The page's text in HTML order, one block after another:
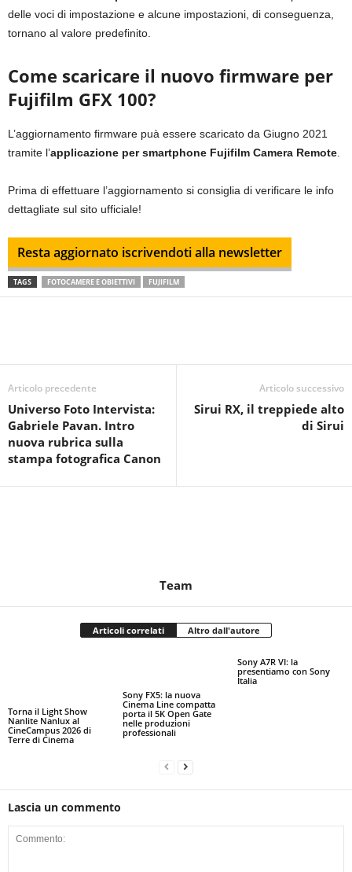
delle voci di impostazione e alcune impostazioni, di conseguenza,
tornano al valore predefinito.
Come scaricare il nuovo firmware per
Fujifilm GFX 100?
L’aggiornamento firmware puà essere scaricato da Giugno 2021
tramite l’applicazione per smartphone Fujifilm Camera Remote
Prima di effettuare l’aggiornamento si consiglia di verificare le info
dettagliate sul sito ufficiale!
Resta aggiornato iscrivendoti alla newsletter
TAGS FOTOCAMERE E OBIETTIVI FUJIFILM
Articolo precedente
Universo Foto Intervista:
Gabriele Pavan. Intro
nuova rubrica sulla
stampa fotografica Canon
Articolo successivo
Sirui RX, il treppiede alto
di Sirui
Team
Articoli correlati Altro dall'autore
Torna il Light Show
Nanlite Nanlux al
CineCampus 2026 di
Terre di Cinema
Sony FX5: la nuova
Cinema Line compatta
porta il 5K Open Gate
nelle produzioni
professionali
Sony A7R VI: la
presentiamo con Sony
Italia
Lascia un commento